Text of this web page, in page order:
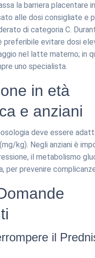
la barriera placentare
alle dosi consigliate e
di categoria C.
preferibile evitare dosi
nel latte materno; in
uno specialista.
in età
e anziani
deve essere
kg). Negli anziani è
il metabolismo
per prevenire
il